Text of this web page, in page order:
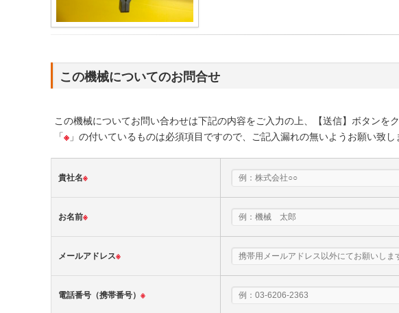
この機械についてのお問合せ
この機械についてお問い合わせは下記の内容をご入力の上、【送信】ボタンを
「※ 」の付いているものは必須項目ですので、ご記入漏れの無いようお願い致し
貴社名※
お名前※
メールアドレス※
電話番号（携帯番号） ※